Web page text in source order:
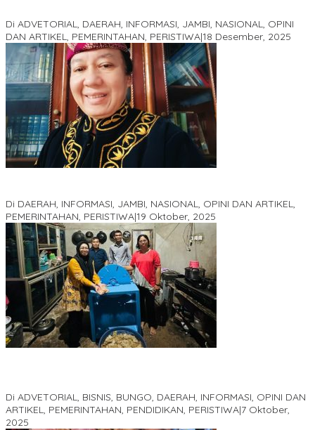
Di ADVETORIAL, DAERAH, INFORMASI, JAMBI, NASIONAL, OPINI
DAN ARTIKEL, PEMERINTAHAN, PERISTIWA|18 Desember, 2025
Di DAERAH, INFORMASI, JAMBI, NASIONAL, OPINI DAN ARTIKEL,
PEMERINTAHAN, PERISTIWA|19 Oktober, 2025
Di ADVETORIAL, BISNIS, BUNGO, DAERAH, INFORMASI, OPINI DAN
ARTIKEL, PEMERINTAHAN, PENDIDIKAN, PERISTIWA|7 Oktober,
2025